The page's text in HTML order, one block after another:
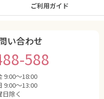
ご利用ガイド
い合わせ
588
9:00〜18:00
9:00〜13:00
除く